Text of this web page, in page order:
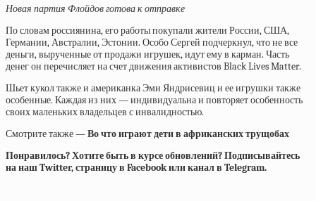
Новая партия Флойдов готова к отправке
По словам россиянина, его работы покупали жители России, США,
Германии, Австралии, Эстонии. Особо Сергей подчеркнул, что не все
деньги, вырученные от продажи игрушек, идут ему в карман. Часть
денег он перечисляет на счет движения активистов Black Lives Matter.
Шьет кукол также и американка Эми Яндрисевиц и ее игрушки также
особенные. Каждая из них — индивидуальна и повторяет особенность
своих маленьких владельцев с инвалидностью.
Смотрите также —Во что играют дети в африканских трущобах
Понравилось? Хотите быть в курсе обновлений? Подписывайтесь
на наш Twitter, страницу в Facebook или канал в Telegram.